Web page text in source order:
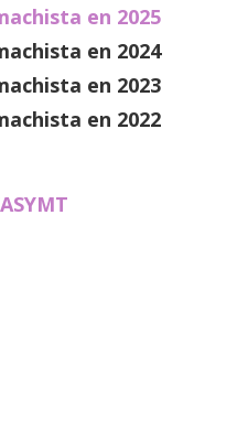
en 2025
en 2024
en 2023
en 2022